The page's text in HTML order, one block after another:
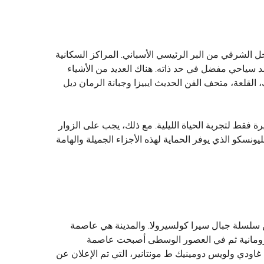
المتوسط ​​وهي واحدة من جزر البليار. تقع على بعد 80 كيلومترا قبالة الساحل الشرقي من البر الرئيسي الأسباني. المراكز السكانية
سياحي مفضل في حد ذاته. هناك العديد من الأشياء
متحف الفن الحديث ايبيزا وجبانة الرمان ديل
فقط لتجربة الحياة الليلية. مع ذلك، يجب على الزوار
الذي يوفر الحماية لهذه الأجزاء الجميلة والهامة
سلسلة جبال سيرا كولسيرولا. والمدينة هي عاصمة
رومانية ثم في العصور الوسطى أصبحت عاصمة
ولويس دومينيك ط مونتانير، التي تم الإعلان عن